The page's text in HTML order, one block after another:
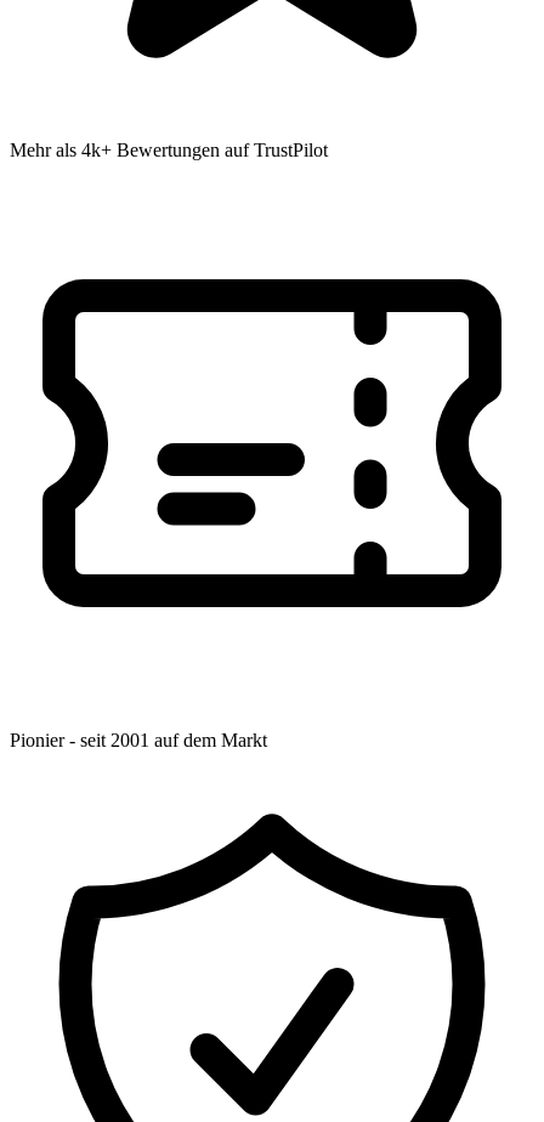
Mehr als 4k+ Bewertungen auf TrustPilot
Pionier - seit 2001 auf dem Markt